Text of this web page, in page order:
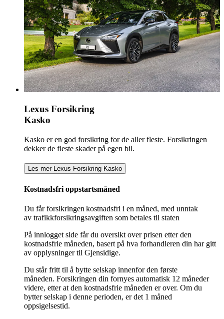
Lexus Forsikring
Kasko
Kasko er en god forsikring for de aller fleste. Forsikringen
dekker de fleste skader på egen bil.
Les mer Lexus Forsikring Kasko
Kostnadsfri oppstartsmåned
Du får forsikringen kostnadsfri i en måned, med unntak
av trafikkforsikringsavgiften som betales til staten
På innlogget side får du oversikt over prisen etter den
kostnadsfrie måneden, basert på hva forhandleren din har gitt
av opplysninger til Gjensidige.
Du står fritt til å bytte selskap innenfor den første
måneden. Forsikringen din fornyes automatisk 12 måneder
videre, etter at den kostnadsfrie måneden er over. Om du
bytter selskap i denne perioden, er det 1 måned
oppsigelsestid.